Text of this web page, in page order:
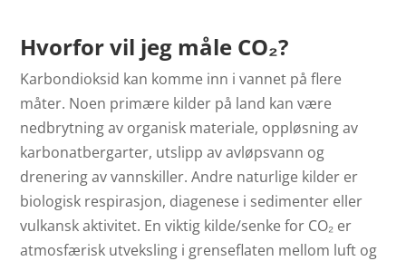
Hvorfor vil jeg måle CO₂?
Karbondioksid kan komme inn i vannet på flere
måter. Noen primære kilder på land kan være
nedbrytning av organisk materiale, oppløsning av
karbonatbergarter, utslipp av avløpsvann og
drenering av vannskiller. Andre naturlige kilder er
biologisk respirasjon, diagenese i sedimenter eller
vulkansk aktivitet. En viktig kilde/senke for CO₂ er
atmosfærisk utveksling i grenseflaten mellom luft og